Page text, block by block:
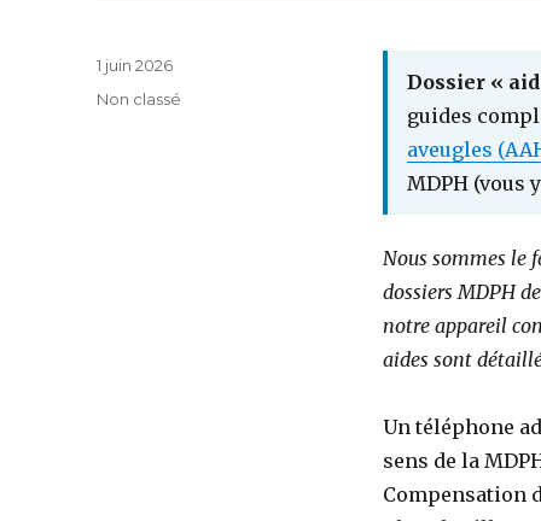
Dossier «
guides
aveugles
MDPH (vous
Nous sommes le
dossiers MDPH
notre appareil
aides sont
Un téléphone
sens de la
Compensation
Publié
1 juin 2026
Catégories
Non classé